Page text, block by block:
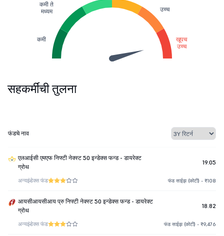
कमी
कमी ते
मध्यम
उच्च
खूपच
उच्च
सहकर्मींची तुलना
फंडचे नाव
एलआईसी एमएफ निफ्टी नेक्स्ट 50 इन्डेक्स फन्ड - डायरेक्ट
ग्रोथ
19.05
अन्यइंडेक्स फंड फंड साईझ (कोटी) - ₹108
आयसीआयसीआय प्रु निफ्टी नेक्स्ट 50 इन्डेक्स फन्ड - डायरेक्ट
ग्रोथ
18.82
अन्यइंडेक्स फंड फंड साईझ (कोटी) - ₹9,476